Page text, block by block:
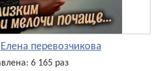
Елена перевозчикова
6 165 раз